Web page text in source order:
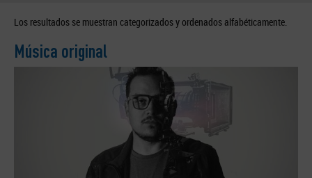
Los resultados se muestran categorizados y ordenados alfabéticamente.
Música original